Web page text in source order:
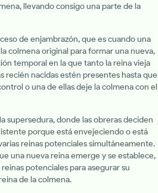
llevando consigo una parte de la
de enjambrazón, que es cuando una
colmena original para formar una nueva,
temporal en la que tanto la reina vieja
recién nacidas estén presentes hasta que
o una de ellas deje la colmena con el
supersedura, donde las obreras deciden
porque está envejeciendo o está
reinas potenciales simultáneamente.
una nueva reina emerge y se establece,
potenciales para asegurar su
de la colmena.